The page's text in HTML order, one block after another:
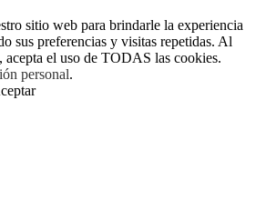
sitio web para brindarle la experiencia
sus preferencias y visitas repetidas. Al
el uso de TODAS las cookies.
personal.